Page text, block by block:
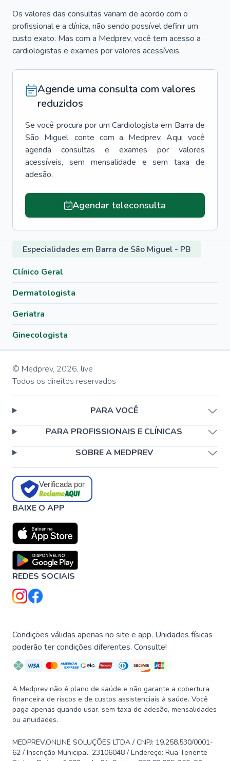
Os valores das consultas variam de acordo com o
profissional e a clínica, não sendo possível definir um
custo exato. Mas com a Medprev, você tem acesso a
cardiologistas e exames por valores acessíveis.
Agende uma consulta com valores
reduzidos
Se você procura por um Cardiologista em Barra de
São Miguel, conte com a Medprev. Aqui você
agenda consultas e exames por valores
acessíveis, sem mensalidade e sem taxa de
adesão.
Agendar teleconsulta
Especialidades em Barra de São Miguel - PB
Clínico Geral
Dermatologista
Geriatra
Ginecologista
© Medprev, 2026, live
Todos os direitos reservados
PARA VOCÊ
PARA PROFISSIONAIS E CLÍNICAS
SOBRE A MEDPREV
Verificada por
BAIXE O APP
REDES SOCIAIS
Condições válidas apenas no site e app. Unidades físicas
poderão ter condições diferentes. Consulte!
A Medprev não é plano de saúde e não garante a cobertura
financeira de riscos e de custos assistenciais à saúde. Você
paga apenas quando usar, sem taxa de adesão, mensalidades
ou anuidades.
MEDPREV.ONLINE SOLUÇÕES LTDA / CNPJ: 19.258.530/0001-
62 / Inscrição Municipal: 23106048 / Endereço: Rua Tenente